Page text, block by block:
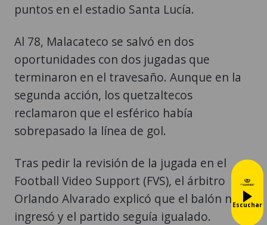
puntos en el estadio Santa Lucía.
Al 78, Malacateco se salvó en dos
oportunidades con dos jugadas que
terminaron en el travesaño. Aunque en la
segunda acción, los quetzaltecos
reclamaron que el esférico había
sobrepasado la línea de gol.
Tras pedir la revisión de la jugada en el
Football Video Support (FVS), el árbitro
Orlando Alvarado explicó que el balón no
ingresó y el partido seguía igualado.
Escuchar